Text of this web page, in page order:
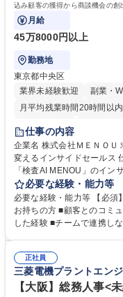
込み顧客の獲得から商談機会の創
ルドセールスをつなぐ役割として、
月給
45万8000円以上
勤務地
東京都中央区
業界未経験歓迎
副業・
月平均残業時間20時間以内
時短勤務あり
駅近5分以内
土日祝休み
仕事の内容
企業名 株式会社ＭＥＮＯＵ 求人名 ★【未経験歓迎】AIで製造業の未来を
変えるインサイドセールス 仕事の内容 ノーコードで検査AIを開発できる
「検査AI MENOU」のイン
商談機会の創出までを担っ
セールスをつなぐ役割として、 適切なタイミングで顧客とコミュ
ョンを取りながら、受注に
体的な仕事内容】 リードへ
実行/フィールドセールスへの案件連携 募集職種 ★【
造業の未来を変えるインサ
必要な経験・能力等
必要な経験・能力等 【必須
お持ちの方 ■顧客とのコミ
した経験 ■チームで連携しながら目
企画・実行経験 ・CRM・リ
もとに営業プロセスを改善した経験 学歴・資格 学歴：大
大 専修学校 高校 語学力：
正社員
三菱電機プラントエン
【大阪】総務人事<